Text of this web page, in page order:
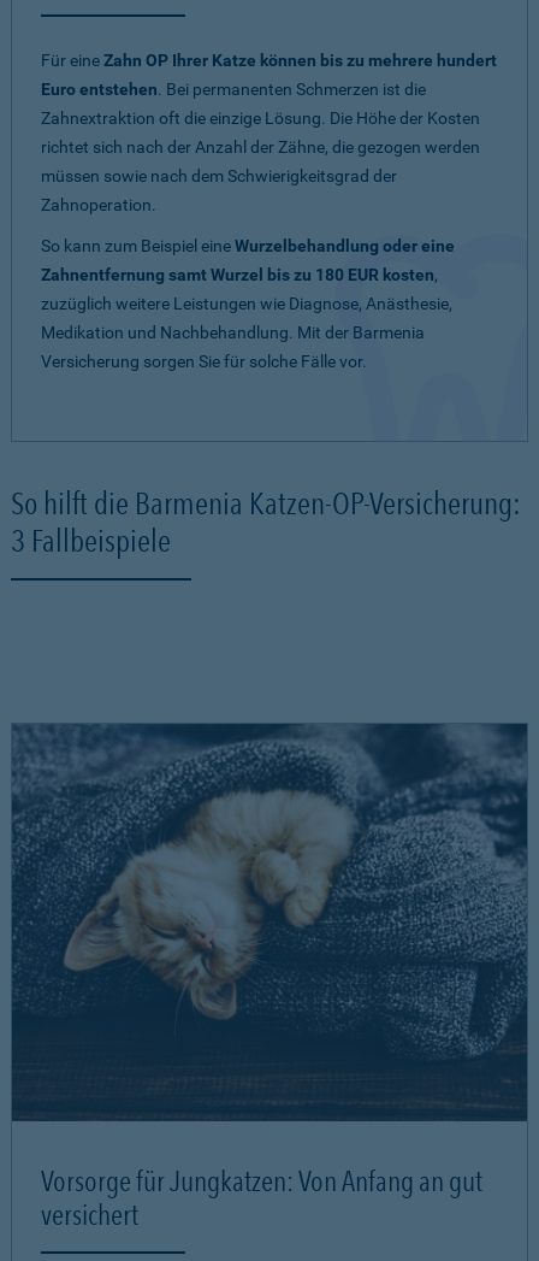
Für eineZahn OP Ihrer Katze können bis zu mehrere hundert
Euro entstehen. Bei permanenten Schmerzen ist die
Zahnextraktion oft die einzige Lösung. Die Höhe der Kosten
richtet sich nach der Anzahl der Zähne, die gezogen werden
müssen sowie nach dem Schwierigkeitsgrad der
Zahnoperation.
So kann zum Beispiel eineWurzelbehandlung oder eine
Zahnentfernung samt Wurzel bis zu 180 EUR kosten,
zuzüglich weitere Leistungen wie Diagnose, Anästhesie,
Medikation und Nachbehandlung. Mit der Barmenia
Versicherung sorgen Sie für solche Fälle vor.
So hilft die Barmenia Katzen-OP-Versicherung:
3 Fallbeispiele
Vorsorge für Jungkatzen: Von Anfang an gut
versichert